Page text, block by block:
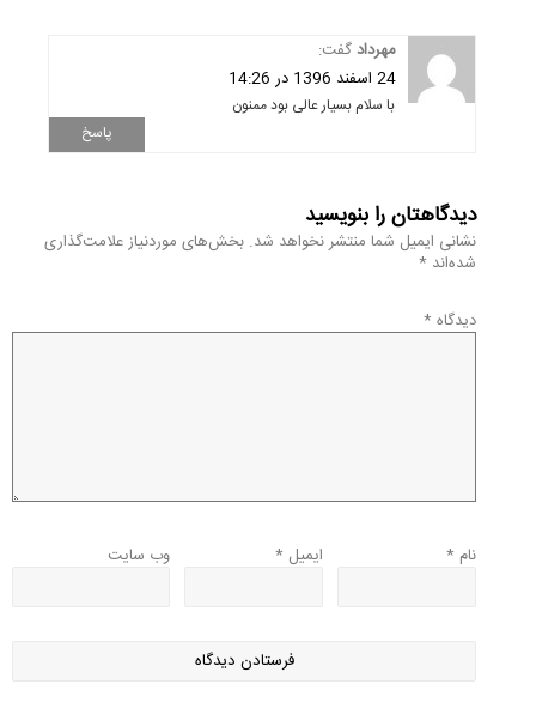
مهردادگفت:
24 اسفند 1396 در 14:26
با سلام بسیار عالی بود ممنون
پاسخ
دیدگاهتان را بنویسید
نشانی ایمیل شما منتشر نخواهد شد. بخش‌های موردنیاز علامت‌گذاری
شده‌اند *
دیدگاه *
نام * ایمیل * وب‌ سایت